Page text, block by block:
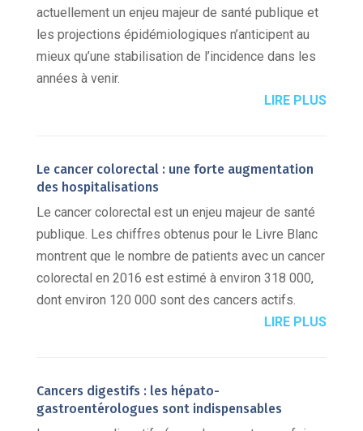
actuellement un enjeu majeur de santé publique et
les projections épidémiologiques n’anticipent au
mieux qu’une stabilisation de l’incidence dans les
années à venir.
LIRE PLUS
Le cancer colorectal : une forte augmentation
des hospitalisations
Le cancer colorectal est un enjeu majeur de santé
publique. Les chiffres obtenus pour le Livre Blanc
montrent que le nombre de patients avec un cancer
colorectal en 2016 est estimé à environ 318 000,
dont environ 120 000 sont des cancers actifs.
LIRE PLUS
Cancers digestifs : les hépato-
gastroentérologues sont indispensables